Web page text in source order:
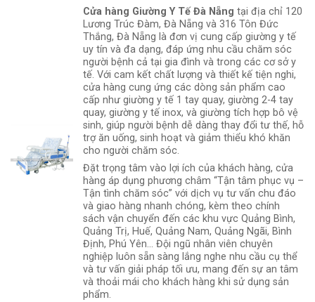
Cửa hàng Giường Y Tế Đà Nẵng tại địa chỉ 120
Lương Trúc Đàm, Đà Nẵng và 316 Tôn Đức
Thắng, Đà Nẵng là đơn vị cung cấp giường y tế
uy tín và đa dạng, đáp ứng nhu cầu chăm sóc
người bệnh cả tại gia đình và trong các cơ sở y
tế. Với cam kết chất lượng và thiết kế tiện nghi,
cửa hàng cung ứng các dòng sản phẩm cao
cấp như giường y tế 1 tay quay, giường 2-4 tay
quay, giường y tế inox, và giường tích hợp bô vệ
sinh, giúp người bệnh dễ dàng thay đổi tư thế, hỗ
trợ ăn uống, sinh hoạt và giảm thiểu khó khăn
cho người chăm sóc.
Đặt trọng tâm vào lợi ích của khách hàng, cửa
hàng áp dụng phương châm “Tận tâm phục vụ –
Tận tình chăm sóc” với dịch vụ tư vấn chu đáo
và giao hàng nhanh chóng, kèm theo chính
sách vận chuyển đến các khu vực Quảng Bình,
Quảng Trị, Huế, Quảng Nam, Quảng Ngãi, Bình
Định, Phú Yên... Đội ngũ nhân viên chuyên
nghiệp luôn sẵn sàng lắng nghe nhu cầu cụ thể
và tư vấn giải pháp tối ưu, mang đến sự an tâm
và thoải mái cho khách hàng khi sử dụng sản
phẩm.